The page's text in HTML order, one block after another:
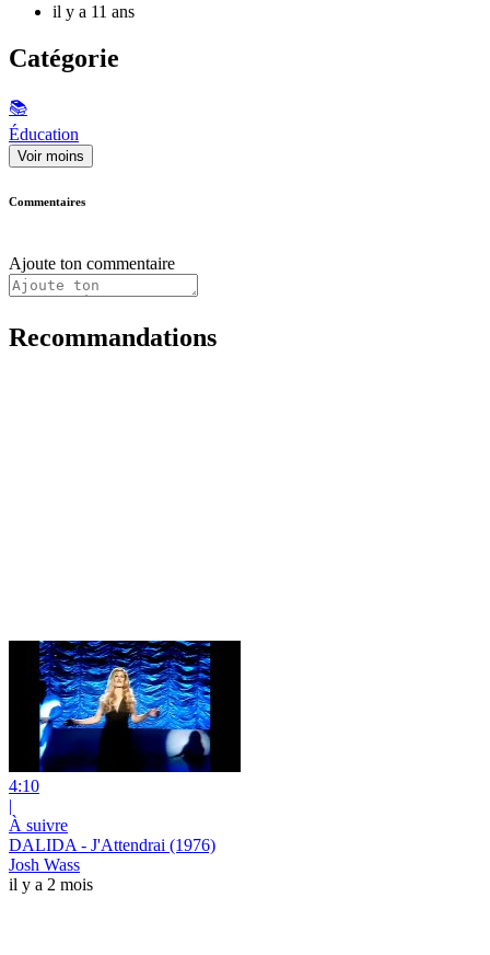
il y a 11 ans
Catégorie
📚
Éducation
Voir moins
Commentaires
Ajoute ton commentaire
Recommandations
4:10
|
À suivre
DALIDA - J'Attendrai (1976)
Josh Wass
il y a 2 mois